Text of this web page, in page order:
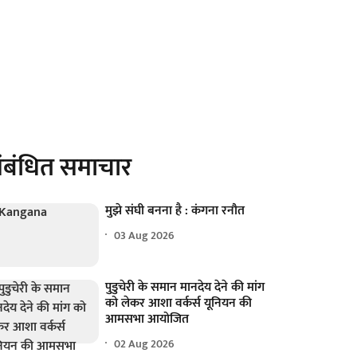
समाचार
मुझे संघी बनना है : कंगना रनौत
03 Aug 2026
पुडुचेरी के समान मानदेय देने की मांग
को लेकर आशा वर्कर्स यूनियन की
आमसभा आयोजित
02 Aug 2026